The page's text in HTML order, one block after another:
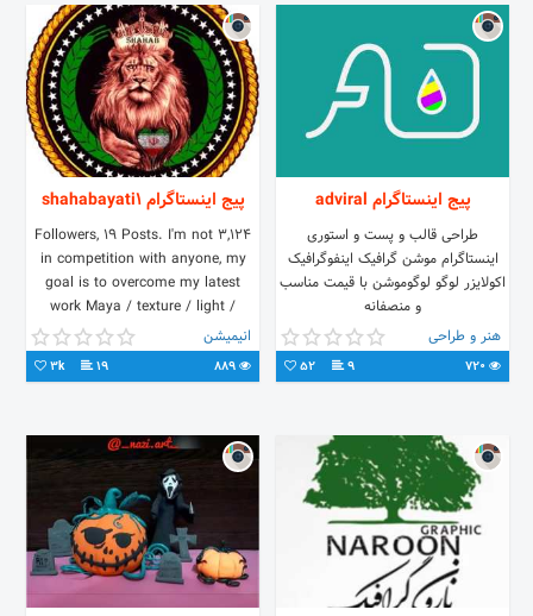
پیج اینستاگرام adviral
طراحی قالب و پست و استوری
اینستاگرام موشن گرافیک اینفوگرافیک
اکولایزر لوگو لوگوموشن با قیمت مناسب
و منصفانه
هنر و طراحی
9
52
پیج اینستاگرام shahabayati1
3,124 Followers, 19 Posts. I'm not
in competition with anyone, my
goal is to overcome my latest
work Maya / texture / light /
Arnold / Render
انیمیشن
19
3k